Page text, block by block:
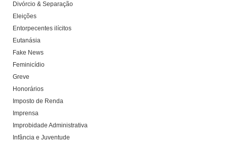
Divórcio & Separação
Eleições
Entorpecentes ilícitos
Eutanásia
Fake News
Feminicídio
Greve
Honorários
Imposto de Renda
Imprensa
Improbidade Administrativa
Infância e Juventude